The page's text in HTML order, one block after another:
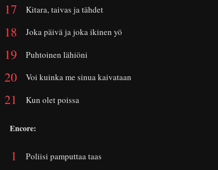
Kitara, taivas ja tähdet
Joka päivä ja joka ikinen yö
Puhtoinen lähiöni
Voi kuinka me sinua kaivataan
Kun olet poissa
Encore:
Poliisi pamputtaa taas